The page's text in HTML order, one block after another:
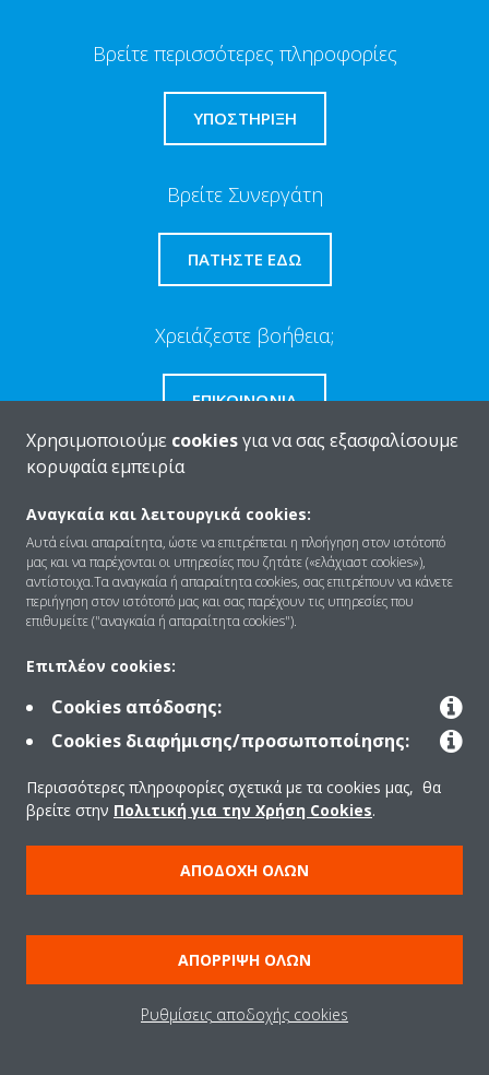
Βρείτε περισσότερες πληροφορίες
ΥΠΟΣΤΗΡΙΞΗ
Βρείτε Συνεργάτη
ΠΑΤΉΣΤΕ ΕΔΏ
Χρειάζεστε βοήθεια;
ΕΠΙΚΟΙΝΩΝΊΑ
Ποιοι είμαστε
Λύσεις
Επικοινωνία
Προϊόντα
Copyright © Daikin
Ανακοίνωση νομικού περιεχομένου
ΠΟΛΙΤΙΚΗ ΧΡΗΣΗΣ COOKIES
Πολιτική Προστασίας Δεδομένων
Εταιρική δεοντολογία
Data Act
Χρησιμοποιούμε cookiesγια να σας εξασφαλίσουμε
κορυφαία εμπειρία
Αναγκαία και λειτουργικά cookies:
Αυτά είναι απαραίτητα, ώστε να επιτρέπεται η πλοήγηση στον ιστότοπό
μας και να παρέχονται οι υπηρεσίες που ζητάτε («ελάχιαστ cookies»),
αντίστοιχα.Τα αναγκαία ή απαραίτητα cookies, σας επιτρέπουν να κάνετε
περιήγηση στον ιστότοπό μας και σας παρέχουν τις υπηρεσίες που
επιθυμείτε ("αναγκαία ή απαραίτητα cookies").
Επιπλέον cookies:
Cookies απόδοσης:
Cookies διαφήμισης/προσωποποίησης:
Περισσότερες πληροφορίες σχετικά με τα cookies μας, θα
βρείτε στην Πολιτική για την Χρήση Cookies.
ΑΠΟΔΟΧΉ ΌΛΩΝ
ΑΠΌΡΡΙΨΗ ΌΛΩΝ
Ρυθμίσεις αποδοχής cookies